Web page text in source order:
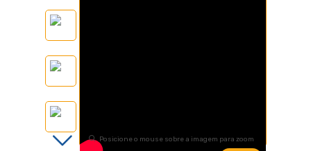
Posicione o mouse sobre a imagem para zoom